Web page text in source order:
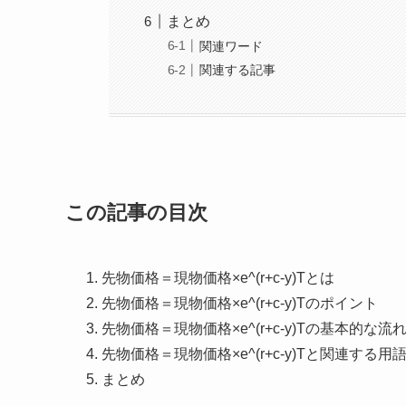
まとめ
関連ワード
関連する記事
この記事の目次
先物価格＝現物価格×e^(r+c-y)Tとは
先物価格＝現物価格×e^(r+c-y)Tのポイント
先物価格＝現物価格×e^(r+c-y)Tの基本的な流れ
先物価格＝現物価格×e^(r+c-y)Tと関連する用語
まとめ